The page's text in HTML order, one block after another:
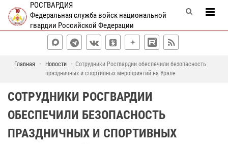
РОСГВАРДИЯ
Федеральная служба войск национальной
гвардии Российской Федерации
Главная Новости
Сотрудники Росгвардии обеспечили безопасность
праздничных и спортивных мероприятий на Урале
СОТРУДНИКИ РОСГВАРДИИ
ОБЕСПЕЧИЛИ БЕЗОПАСНОСТЬ
ПРАЗДНИЧНЫХ И СПОРТИВНЫХ